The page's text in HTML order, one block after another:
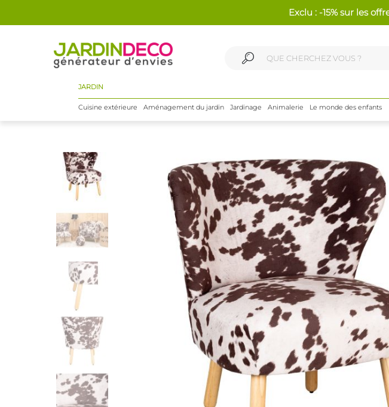
Exclu : -15% sur les
JARDIN
Cuisine extérieure Aménagement du jardin Jardinage Animalerie Le monde des enfants